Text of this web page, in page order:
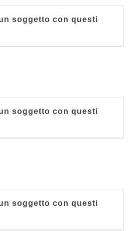
soggetto con questi
soggetto con questi
soggetto con questi